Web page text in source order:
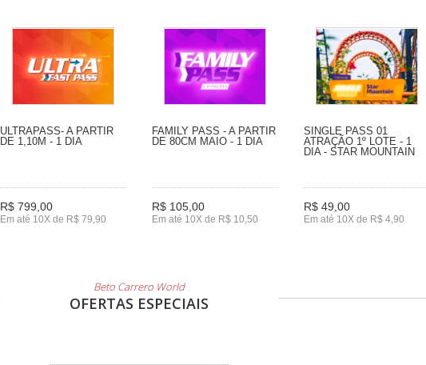
ULTRAPASS- A PARTIR
DE 1,10M - 1 DIA
R$ 799,00
Em até 10X de R$ 79,90
FAMILY PASS - A PARTIR
DE 80CM MAIO - 1 DIA
R$ 105,00
Em até 10X de R$ 10,50
SINGLE PASS 01
ATRAÇÃO 1º LOTE - 1
DIA - STAR MOUNTAIN
R$ 49,00
Em até 10X de R$ 4,90
Beto Carrero World
OFERTAS ESPECIAIS